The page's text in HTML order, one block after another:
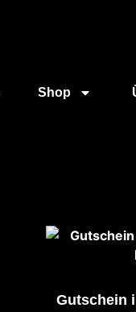
Shop
Gutschein